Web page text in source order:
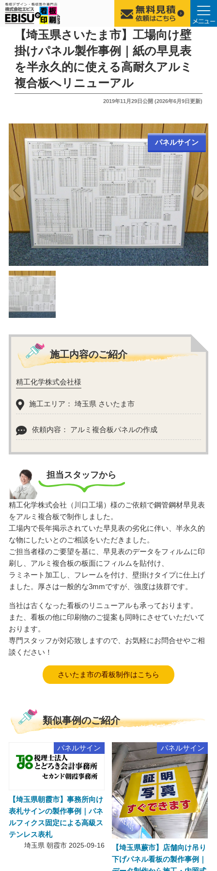
【埼玉県さいたま市】工場向け壁
掛けパネル製作事例｜紙の早見表
を半永久的に使える高耐久アルミ
複合板へリニューアル
投
2019年11月29日公開 (2026年6月9日更新)
パネルサイン
施工内容のご紹介
精工化学株式会社様
施工エリア： 埼玉県 さいたま市
依頼内容： アルミ複合板パネルの作成
担当スタッフから
精工化学株式会社（川口工場）様のご依頼で鋼管鋼材早見表
をアルミ複合板で制作しました。
工場内で長年掲示されていた早見表の劣化に伴い、半永久的
な物にしたいとのご相談をいただきました。
ご担当者様のご要望を基に、早見表のデータをフィルムに印
刷し、アルミ複合板の板面にフィルムを貼付け、
ラミネート加工し、フレームを付け、壁掛けタイプに仕上げ
ました。厚さは一般的な3mmですが、強度は抜群です。
当社は古くなった看板のリニューアルも承っております。
また、看板の他に印刷物のご提案も同時にさせていただいて
おります。
専門スタッフが対応致しますので、お気軽にお問合せやご相
談ください！
さいたま市の看板制作はこちら
類似事例のご紹介
パネルサイン
【埼玉県朝霞市】事務所向け
表札サインの製作事例｜パネ
ルフィクス固定による高級ス
テンレス表札
埼玉県 朝霞市 2025-09-16
パネルサイン
【埼玉県蕨市】店舗向け吊り
下げパネル看板の製作事例｜